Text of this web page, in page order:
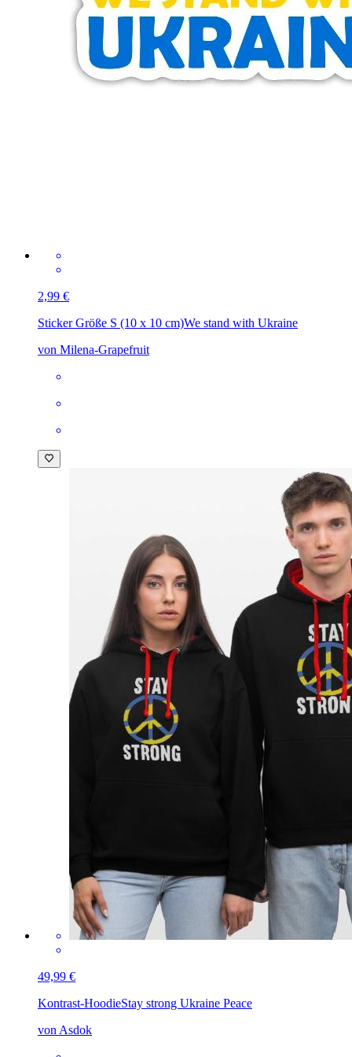
2,99 €
Sticker Größe S (10 x 10 cm)We stand with Ukraine
von Milena-Grapefruit
49,99 €
Kontrast-HoodieStay strong Ukraine Peace
von Asdok